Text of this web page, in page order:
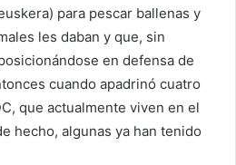
para pescar ballenas y
les daban y que, sin
en defensa de
cuando apadrinó cuatro
que actualmente viven en el
hecho, algunas ya han tenido